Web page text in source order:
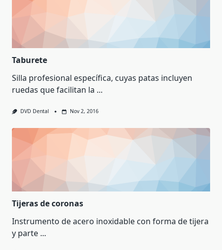
Taburete
Silla profesional específica, cuyas patas incluyen
ruedas que facilitan la ...
DVD Dental Nov 2, 2016
Tijeras de coronas
Instrumento de acero inoxidable con forma de tijera
y parte ...